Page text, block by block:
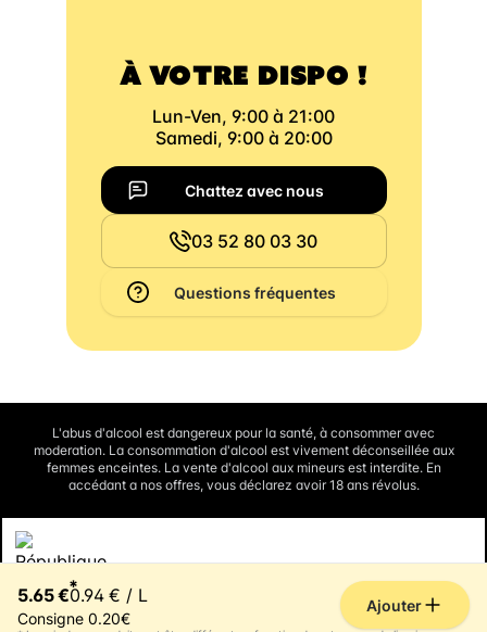
5.65 €*
0.94 € / L
Consigne 0.20€
Ajouter
À VOTRE DISPO !
Lun-Ven, 9:00 à 21:00
Samedi, 9:00 à 20:00
Chattez avec nous
03 52 80 03 30
Questions fréquentes
L'abus d'alcool est dangereux pour la santé, à consommer avec
moderation. La consommation d'alcool est vivement déconseillée aux
femmes enceintes. La vente d'alcool aux mineurs est interdite. En
accédant a nos offres, vous déclarez avoir 18 ans révolus.
La preuve de majorité de l'acheteur est exigée au moment de la vente en
ligne.
CODE DE LA SANTE PUBLIQUE, ART. L3342-1 et L3353-3